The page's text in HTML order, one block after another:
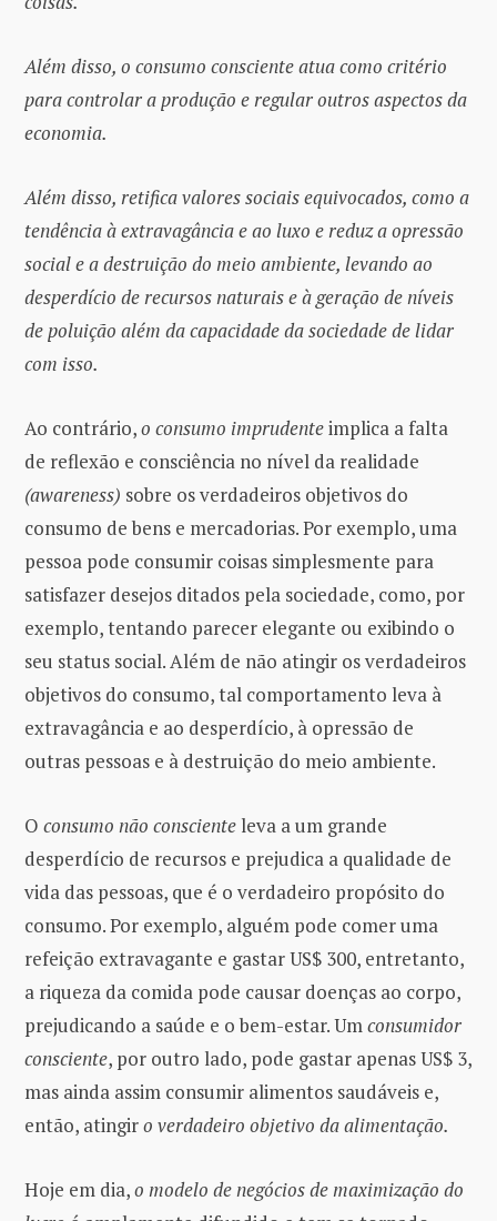
Além disso, o consumo consciente atua como critério
para controlar a produção e regular outros aspectos da
economia.
Além disso, retifica valores sociais equivocados, como a
tendência à extravagância e ao luxo e reduz a opressão
social e a destruição do meio ambiente, levando ao
desperdício de recursos naturais e à geração de níveis
de poluição além da capacidade da sociedade de lidar
com isso.
Ao contrário,o consumo imprudenteimplica a falta
de reflexão e consciência no nível da realidade
(awareness) sobre os verdadeiros objetivos do
consumo de bens e mercadorias. Por exemplo, uma
pessoa pode consumir coisas simplesmente para
satisfazer desejos ditados pela sociedade, como, por
exemplo, tentando parecer elegante ou exibindo o
seu status social. Além de não atingir os verdadeiros
objetivos do consumo, tal comportamento leva à
extravagância e ao desperdício, à opressão de
outras pessoas e à destruição do meio ambiente.
O consumo não consciente leva a um grande
desperdício de recursos e prejudica a qualidade de
vida das pessoas, que é o verdadeiro propósito do
consumo. Por exemplo, alguém pode comer uma
refeição extravagante e gastar US$ 300, entretanto,
a riqueza da comida pode causar doenças ao corpo,
prejudicando a saúde e o bem-estar. Umconsumidor
consciente, por outro lado, pode gastar apenas US$ 3,
mas ainda assim consumir alimentos saudáveis ​​e,
então, atingiro verdadeiro objetivo da alimentação.
Hoje em dia,o modelo de negócios de maximização do